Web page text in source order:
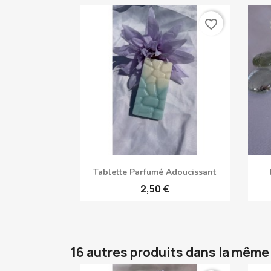
 Aperçu rapide
Tablette Parfumé Adoucissant
2,50 €
favorite_border
16 autres produits dans la